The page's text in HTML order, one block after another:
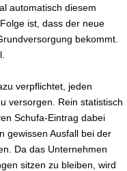
automatisch diesem
ist, dass der neue
bekommt.
verpflichtet, jeden
versorgen. Rein statistisch
Schufa-Eintrag dabei
gewissen Ausfall bei der
Da das Unternehmen
sitzen zu bleiben, wird